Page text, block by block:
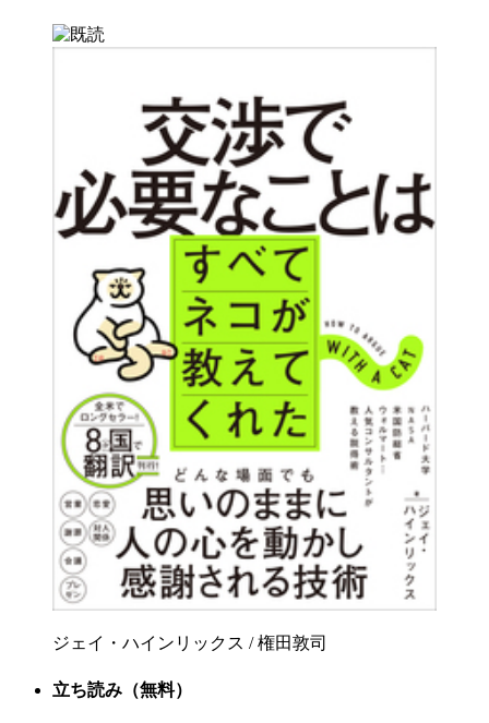
ジェイ・ハインリックス / 権田敦司
立ち読み （無料）